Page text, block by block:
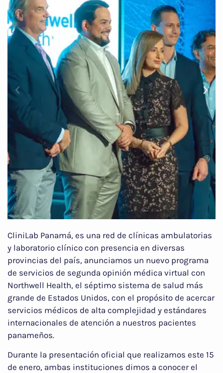
CliniLab Panamá, es una red de clínicas ambulatorias
y laboratorio clínico con presencia en diversas
provincias del país, anunciamos un nuevo programa
de servicios de segunda opinión médica virtual con
Northwell Health, el séptimo sistema de salud más
grande de Estados Unidos, con el propósito de acercar
servicios médicos de alta complejidad y estándares
internacionales de atención a nuestros pacientes
panameños.
Durante la presentación oficial que realizamos este 15
de enero, ambas instituciones dimos a conocer el